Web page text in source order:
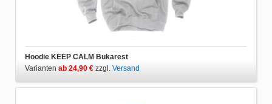
Hoodie KEEP CALM Bukarest
Varianten ab 24,90 € zzgl. Versand